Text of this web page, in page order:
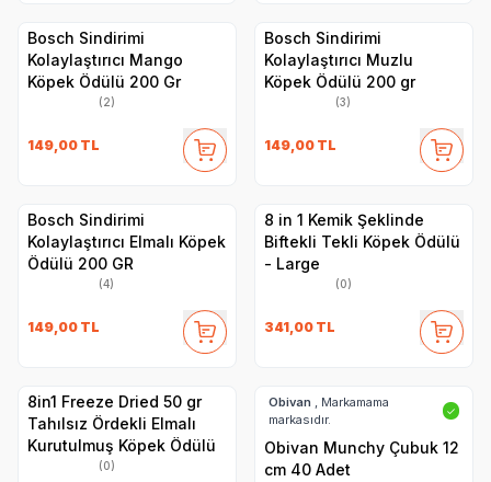
Bosch Sindirimi
Kolaylaştırıcı Mango
Köpek Ödülü 200 Gr
(2)
149,00 TL
Bosch Sindirimi
Kolaylaştırıcı Muzlu
Köpek Ödülü 200 gr
(3)
149,00 TL
Bosch Sindirimi
Kolaylaştırıcı Elmalı Köpek
Ödülü 200 GR
(4)
149,00 TL
8 in 1 Kemik Şeklinde
Biftekli Tekli Köpek Ödülü
- Large
(0)
341,00 TL
8in1 Freeze Dried 50 gr
Tahılsız Ördekli Elmalı
Kurutulmuş Köpek Ödülü
(0)
Obivan , Markamama
markasıdır.
✓
Obivan Munchy Çubuk 12
cm 40 Adet